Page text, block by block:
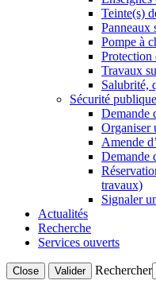
Teinte(s)
Panneaux
Pompe à
Protection
Travaux
Salubrité,
Sécurité publique
Demande
Organiser
Amende
Demande
travaux)
Signaler
Actualités
Recherche
Services ouverts
Close Valider Rechercher